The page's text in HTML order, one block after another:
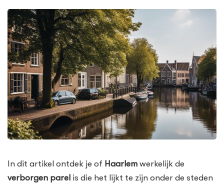
In dit artikel ontdek je of Haarlem werkelijk de
verborgen parel is die het lijkt te zijn onder de steden